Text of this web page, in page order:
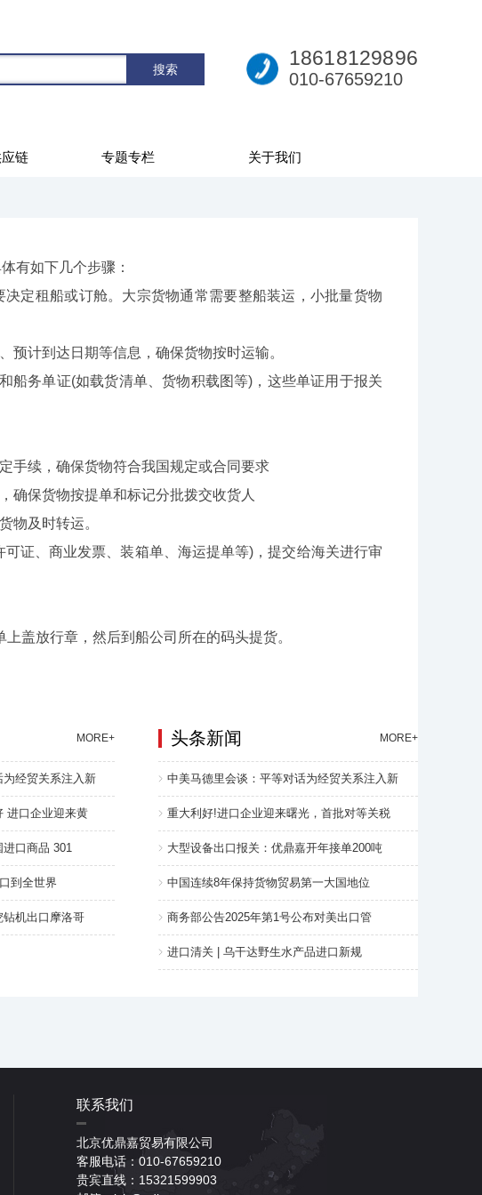
18618129896
010-67659210
链 专题专栏 关于我们
有如下几个步骤：
租船或订舱。大宗货物通常需要整船装运，小批量货物
计到达日期等信息，确保货物按时运输‌。
务单证(如载货清单、货物积载图等)，这些单证用于报关
续，确保货物符合我国规定或合同要求‌
保货物按提单和标记分批拨交收货人‌
及时转运‌。
、商业发票、装箱单、海运提单等)，提交给海关进行审
放行章，然后到船公司所在的码头提货‌。
头条新闻 MORE+
中美马德里会谈：平等对话为经贸关系注入新
重大利好!进口企业迎来曙光，首批对等关税
大型设备出口报关：优鼎嘉开年接单200吨
中国连续8年保持货物贸易第一大国地位
商务部公告2025年第1号公布对美出口管
进口清关 | 乌干达野生水产品进口新规
MORE+
经贸关系注入新
进口企业迎来黄
口商品 301
到全世界
机出口摩洛哥
联系我们
北京优鼎嘉贸易有限公司
客服电话：010-67659210
贵宾直线：15321599903